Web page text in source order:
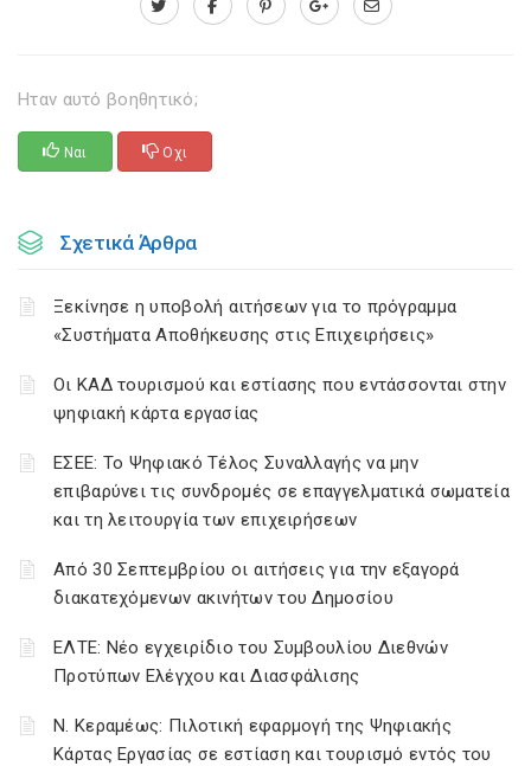
Ηταν αυτό βοηθητικό;
Ναι Οχι
Σχετικά Άρθρα
Ξεκίνησε η υποβολή αιτήσεων για το πρόγραμμα
«Συστήματα Αποθήκευσης στις Επιχειρήσεις»
Οι ΚΑΔ τουρισμού και εστίασης που εντάσσονται στην
ψηφιακή κάρτα εργασίας
ΕΣΕΕ: Το Ψηφιακό Τέλος Συναλλαγής να μην
επιβαρύνει τις συνδρομές σε επαγγελματικά σωματεία
και τη λειτουργία των επιχειρήσεων
Από 30 Σεπτεμβρίου οι αιτήσεις για την εξαγορά
διακατεχόμενων ακινήτων του Δημοσίου
ΕΛΤΕ: Νέο εγχειρίδιο του Συμβουλίου Διεθνών
Προτύπων Ελέγχου και Διασφάλισης
Ν. Κεραμέως: Πιλοτική εφαρμογή της Ψηφιακής
Κάρτας Εργασίας σε εστίαση και τουρισμό εντός του